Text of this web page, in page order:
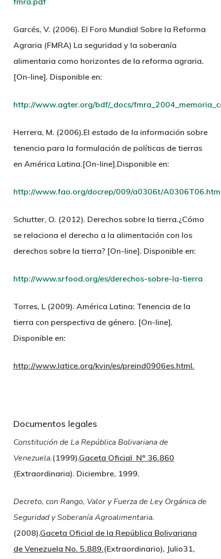
Garcés, V. (2006). El Foro Mundial Sobre la Reforma
Agraria (FMRA) La seguridad y la soberanía
alimentaria como horizontes de la reforma agraria.
[On-line]. Disponible en:
http://www.agter.org/bdf/_docs/
Herrera, M. (2006).El estado de la información sobre
tenencia para la formulación de políticas de tierras
en América Latina.[On-line].Disponible en:
http://www.fao.org/docrep/009/a0306t/A0306T06.htm
Schutter, O. (2012). Derechos sobre la tierra.¿Cómo
se relaciona el derecho a la alimentación con los
derechos sobre la tierra? [On-line]. Disponible en:
http://www.srfood.org/es/derechos-sobre-la-tierra
Torres, L (2009). América Latina: Tenencia de la
tierra con perspectiva de género. [On-line].
Disponible en:
http://www.latice.org/kvin/es/preind0906es.html.
Documentos legales
Constitución de La República Bolivariana de
Venezuela. (1999).Gaceta Oficial Nº 36.860
(Extraordinaria). Diciembre, 1999.
Decreto, con Rango, Valor y Fuerza de Ley Orgánica de
Seguridad y Soberanía Agroalimentaria.
(2008).Gaceta Oficial de la República Bolivariana
de Venezuela No. 5.889.(Extraordinario), Julio31,